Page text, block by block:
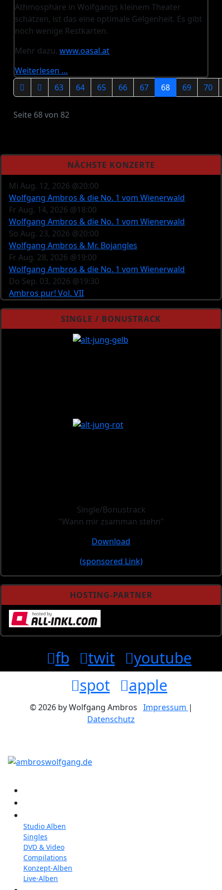
Athmosphäre in Wolfgangs kleinem Theater
schätzen, ist das eine optimale Gelgenheit. Es gibt
noch wenige Restkarten.
Mehr dazu. www.oasal.at
Weiterlesen …
63
64 65 66 67 68 69 70
Seite 68 von 82
NÄCHSTE KONZERTE
Mi Aug. 12, 2026 @20:00
Wolfgang Ambros & die No. 1 vom Wienerwald
Fr Aug. 14, 2026 @18:00
Wolfgang Ambros & die No. 1 vom Wienerwald
So Aug. 23, 2026 @20:00
Wolfgang Ambros & Mr. Bojangles
Fr Aug. 28, 2026 @19:00
Wolfgang Ambros & die No. 1 vom Wienerwald
Do Sep. 03, 2026 @19:30
Ambros pur! Vol. VII
SINGLE / BONUSTRACK
Single/Bonustrack
"Wann mir zsamman stehn"
Download
(sponsored Link)
HOSTING-PARTNER
fb twit
youtube
spot
apple
© 2026 by Wolfgang Ambros Impressum |
Datenschutz
Studio Alben
Singles
DVD & Video
Compilations
Konzept-Alben
Live-Alben